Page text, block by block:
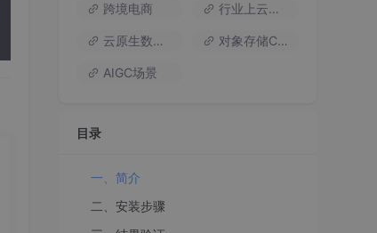
跨境电商 行业上云方案
云原生数据库 对象存储COS
AIGC场景
目录
一、简介
二、安装步骤